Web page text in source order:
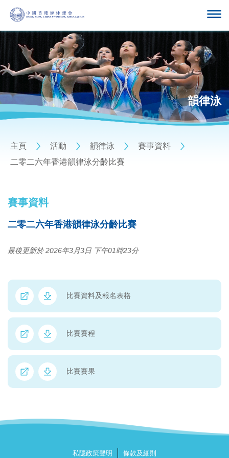
韻律泳
主頁 活動 韻律泳
賽事資料
二零二六年香港韻律泳分齡比賽
賽事資料
二零二六年香港韻律泳分齡比賽
最後更新於 2026年3月3日 下午01時23分
比賽資料及報名表格
比賽賽程
比賽賽果
私隱政策聲明 條款及細則